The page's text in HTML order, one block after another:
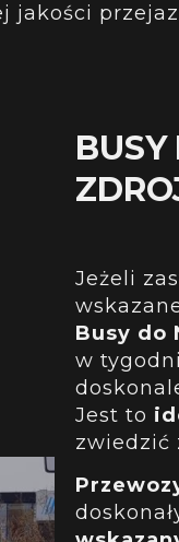
jakości
Jeżeli
Busy do
w
Jest to
zwiedzić